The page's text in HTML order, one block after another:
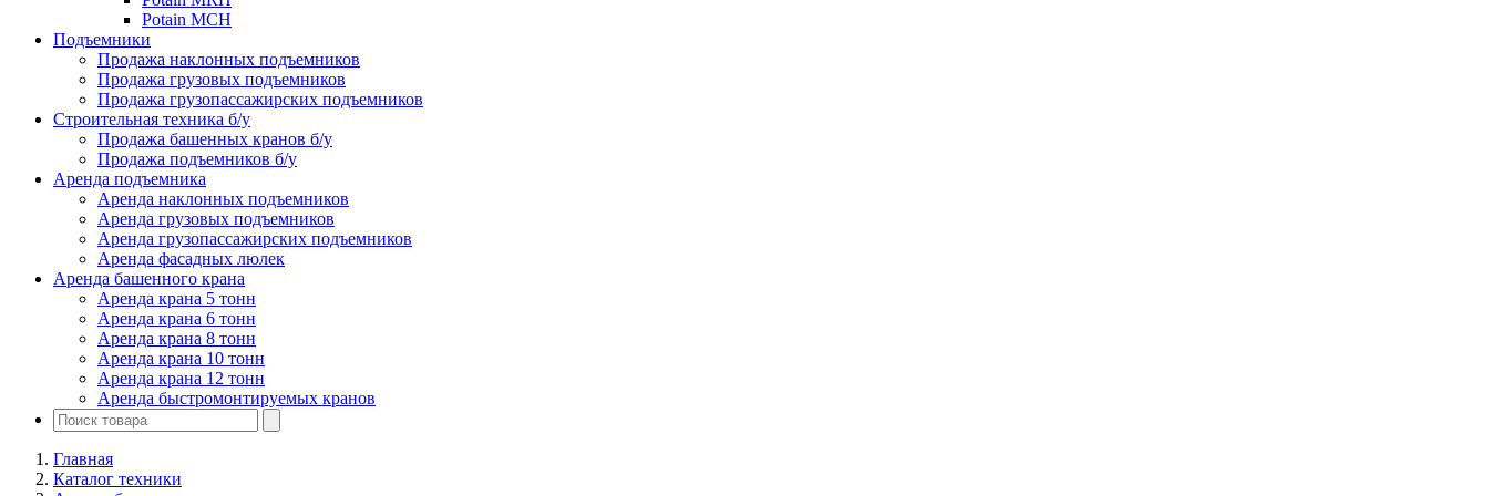
Potain MCH
Подъемники
Продажа наклонных подъемников
Продажа грузовых подъемников
Продажа грузопассажирских подъемников
Строительная техника б/у
Продажа башенных кранов б/у
Продажа подъемников б/у
Аренда подъемника
Аренда наклонных подъемников
Аренда грузовых подъемников
Аренда грузопассажирских подъемников
Аренда фасадных люлек
Аренда башенного крана
Аренда крана 5 тонн
Аренда крана 6 тонн
Аренда крана 8 тонн
Аренда крана 10 тонн
Аренда крана 12 тонн
Аренда быстромонтируемых кранов
Главная
Каталог техники